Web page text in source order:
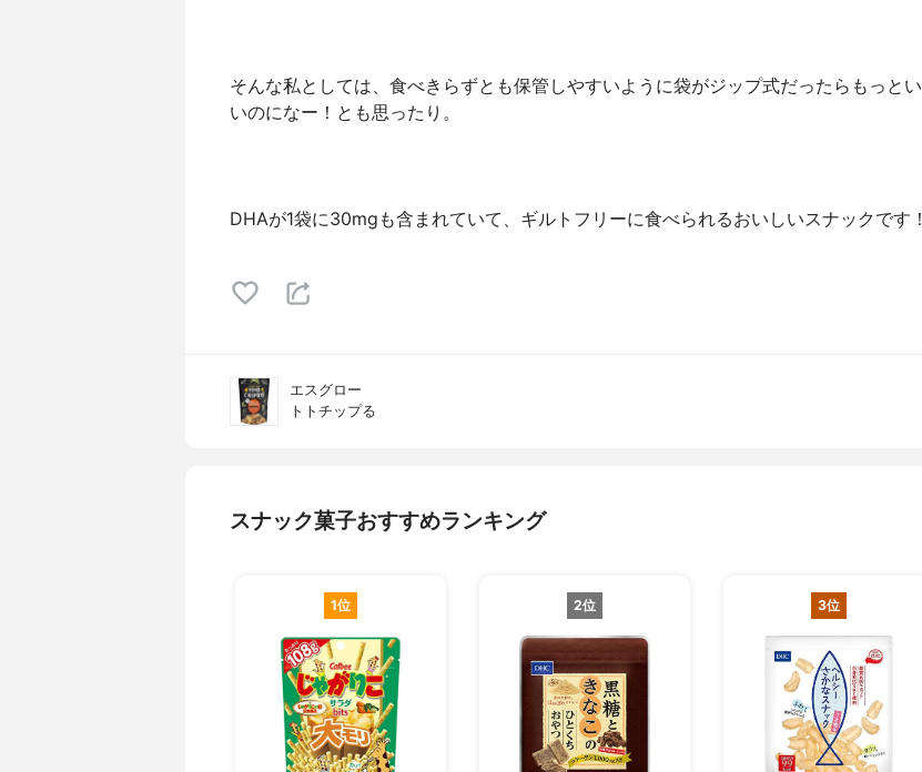
そんな私としては、食べきらずとも保管しやすいように袋がジップ式だったらもっとい
いのになー！とも思ったり。
DHAが1袋に30mgも含まれていて、ギルトフリーに食べられるおいしいスナックです！
エスグロー
トトチップる
スナック菓子おすすめランキング
1位 2位 3位